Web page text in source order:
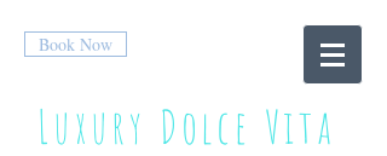
Book Now
Luxury Dolce Vita